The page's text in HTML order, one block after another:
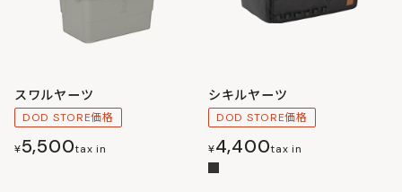
スワルヤーツ
DOD STORE価格
¥5,500tax in
シキルヤーツ
DOD STORE価格
¥4,400tax in